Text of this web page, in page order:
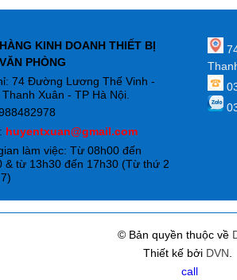
KINH DOANH THIẾT BỊ
PHÒNG
74 Đường Lương Thế Vinh -
Xuân - TP Hà Nội.
huyentxuan@gmail.com
làm việc: Từ 08h00 đến
& từ 13h30 đến 17h30 (Từ thứ 2
© Bản quyền thuộc về
Thiết kế bởi DVN
call